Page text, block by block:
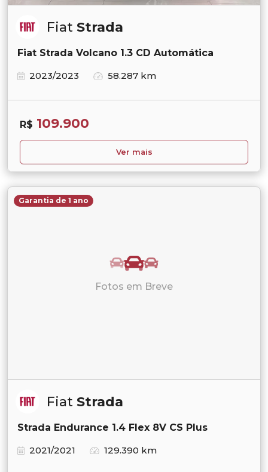
Fiat Strada
Fiat Strada Volcano 1.3 CD Automática
2023/2023
58.287 km
R$ 109.900
Ver mais
Fotos em Breve
Garantia de 1 ano
Fiat Strada
Strada Endurance 1.4 Flex 8V CS Plus
2021/2021
129.390 km